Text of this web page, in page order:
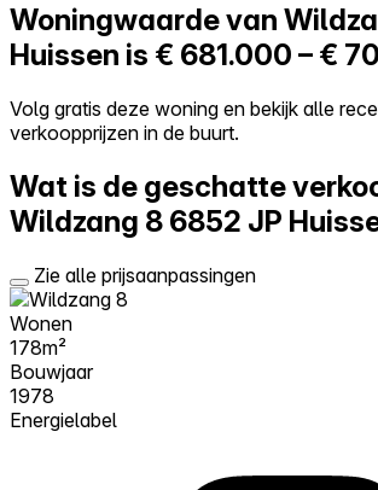
Zelf kopen
Alles-in-één
Reviews
Log in
Woningwaarde van
Huissen is € 681.000 – €
Volg gratis deze woning en bekijk alle
verkoopprijzen in de buurt.
Wat is de geschatte
Wildzang 8 6852 JP
Zie alle prijsaanpassingen
Wonen
178m²
Bouwjaar
1978
Energielabel